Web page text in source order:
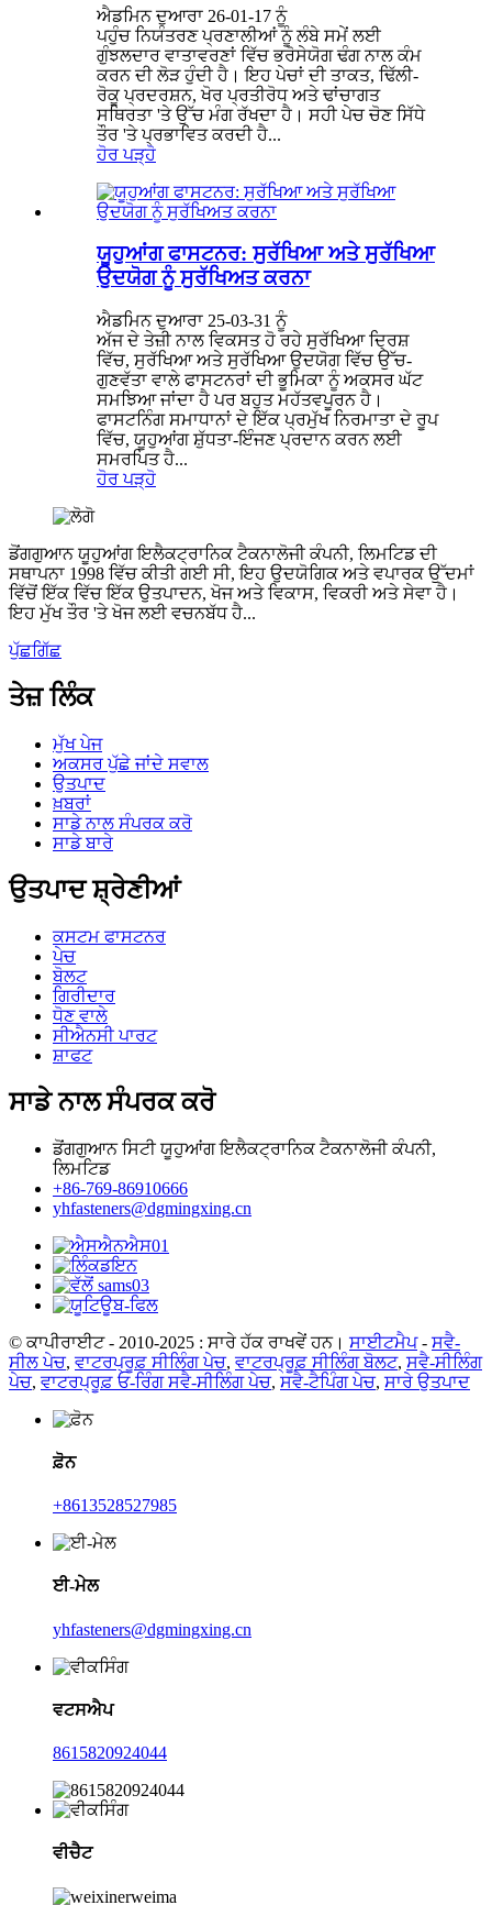
ਐਡਮਿਨ ਦੁਆਰਾ 26-01-17 ਨੂੰ
ਪਹੁੰਚ ਨਿਯੰਤਰਣ ਪ੍ਰਣਾਲੀਆਂ ਨੂੰ ਲੰਬੇ ਸਮੇਂ ਲਈ
ਗੁੰਝਲਦਾਰ ਵਾਤਾਵਰਣਾਂ ਵਿੱਚ ਭਰੋਸੇਯੋਗ ਢੰਗ ਨਾਲ ਕੰਮ
ਕਰਨ ਦੀ ਲੋੜ ਹੁੰਦੀ ਹੈ। ਇਹ ਪੇਚਾਂ ਦੀ ਤਾਕਤ, ਢਿੱਲੀ-
ਰੋਕੂ ਪ੍ਰਦਰਸ਼ਨ, ਖੋਰ ਪ੍ਰਤੀਰੋਧ ਅਤੇ ਢਾਂਚਾਗਤ
ਸਥਿਰਤਾ 'ਤੇ ਉੱਚ ਮੰਗ ਰੱਖਦਾ ਹੈ। ਸਹੀ ਪੇਚ ਚੋਣ ਸਿੱਧੇ
ਤੌਰ 'ਤੇ ਪ੍ਰਭਾਵਿਤ ਕਰਦੀ ਹੈ...
ਹੋਰ ਪੜ੍ਹੋ
ਯੂਹੁਆਂਗ ਫਾਸਟਨਰ: ਸੁਰੱਖਿਆ ਅਤੇ ਸੁਰੱਖਿਆ
ਉਦਯੋਗ ਨੂੰ ਸੁਰੱਖਿਅਤ ਕਰਨਾ
ਐਡਮਿਨ ਦੁਆਰਾ 25-03-31 ਨੂੰ
ਅੱਜ ਦੇ ਤੇਜ਼ੀ ਨਾਲ ਵਿਕਸਤ ਹੋ ਰਹੇ ਸੁਰੱਖਿਆ ਦ੍ਰਿਸ਼
ਵਿੱਚ, ਸੁਰੱਖਿਆ ਅਤੇ ਸੁਰੱਖਿਆ ਉਦਯੋਗ ਵਿੱਚ ਉੱਚ-
ਗੁਣਵੱਤਾ ਵਾਲੇ ਫਾਸਟਨਰਾਂ ਦੀ ਭੂਮਿਕਾ ਨੂੰ ਅਕਸਰ ਘੱਟ
ਸਮਝਿਆ ਜਾਂਦਾ ਹੈ ਪਰ ਬਹੁਤ ਮਹੱਤਵਪੂਰਨ ਹੈ।
ਫਾਸਟਨਿੰਗ ਸਮਾਧਾਨਾਂ ਦੇ ਇੱਕ ਪ੍ਰਮੁੱਖ ਨਿਰਮਾਤਾ ਦੇ ਰੂਪ
ਵਿੱਚ, ਯੂਹੁਆਂਗ ਸ਼ੁੱਧਤਾ-ਇੰਜਣ ਪ੍ਰਦਾਨ ਕਰਨ ਲਈ
ਸਮਰਪਿਤ ਹੈ...
ਹੋਰ ਪੜ੍ਹੋ
ਡੋਂਗਗੁਆਨ ਯੂਹੁਆਂਗ ਇਲੈਕਟ੍ਰਾਨਿਕ ਟੈਕਨਾਲੋਜੀ ਕੰਪਨੀ, ਲਿਮਟਿਡ ਦੀ
ਸਥਾਪਨਾ 1998 ਵਿੱਚ ਕੀਤੀ ਗਈ ਸੀ, ਇਹ ਉਦਯੋਗਿਕ ਅਤੇ ਵਪਾਰਕ ਉੱਦਮਾਂ
ਵਿੱਚੋਂ ਇੱਕ ਵਿੱਚ ਇੱਕ ਉਤਪਾਦਨ, ਖੋਜ ਅਤੇ ਵਿਕਾਸ, ਵਿਕਰੀ ਅਤੇ ਸੇਵਾ ਹੈ।
ਇਹ ਮੁੱਖ ਤੌਰ 'ਤੇ ਖੋਜ ਲਈ ਵਚਨਬੱਧ ਹੈ...
ਪੁੱਛਗਿੱਛ
ਤੇਜ਼ ਲਿੰਕ
ਮੁੱਖ ਪੇਜ
ਅਕਸਰ ਪੁੱਛੇ ਜਾਂਦੇ ਸਵਾਲ
ਉਤਪਾਦ
ਖ਼ਬਰਾਂ
ਸਾਡੇ ਨਾਲ ਸੰਪਰਕ ਕਰੋ
ਸਾਡੇ ਬਾਰੇ
ਉਤਪਾਦ ਸ਼੍ਰੇਣੀਆਂ
ਕਸਟਮ ਫਾਸਟਨਰ
ਪੇਚ
ਬੋਲਟ
ਗਿਰੀਦਾਰ
ਧੋਣ ਵਾਲੇ
ਸੀਐਨਸੀ ਪਾਰਟ
ਸ਼ਾਫਟ
ਸਾਡੇ ਨਾਲ ਸੰਪਰਕ ਕਰੋ
ਡੋਂਗਗੁਆਨ ਸਿਟੀ ਯੂਹੁਆਂਗ ਇਲੈਕਟ੍ਰਾਨਿਕ ਟੈਕਨਾਲੋਜੀ ਕੰਪਨੀ,
ਲਿਮਟਿਡ
+86-769-86910666
yhfasteners@dgmingxing.cn
© ਕਾਪੀਰਾਈਟ - 2010-2025 : ਸਾਰੇ ਹੱਕ ਰਾਖਵੇਂ ਹਨ। ਸਾਈਟਮੈਪ- ਸਵੈ-
ਸੀਲ ਪੇਚ, ਵਾਟਰਪ੍ਰੂਫ਼ ਸੀਲਿੰਗ ਪੇਚ, ਵਾਟਰਪ੍ਰੂਫ਼ ਸੀਲਿੰਗ ਬੋਲਟ, ਸਵੈ-ਸੀਲਿੰਗ
ਪੇਚ, ਵਾਟਰਪ੍ਰੂਫ਼ ਓ-ਰਿੰਗ ਸਵੈ-ਸੀਲਿੰਗ ਪੇਚ, ਸਵੈ-ਟੈਪਿੰਗ ਪੇਚ, ਸਾਰੇ ਉਤਪਾਦ
ਫ਼ੋਨ
+8613528527985
ਈ-ਮੇਲ
yhfasteners@dgmingxing.cn
ਵਟਸਐਪ
8615820924044
ਵੀਚੈਟ